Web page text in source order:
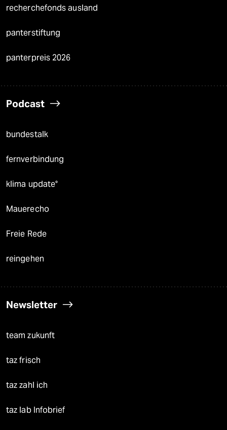
recherchefonds ausland
panterstiftung
panterpreis 2026
Podcast
bundestalk
fernverbindung
klima update°
Mauerecho
Freie Rede
reingehen
Newsletter
team zukunft
taz frisch
taz zahl ich
taz lab Infobrief